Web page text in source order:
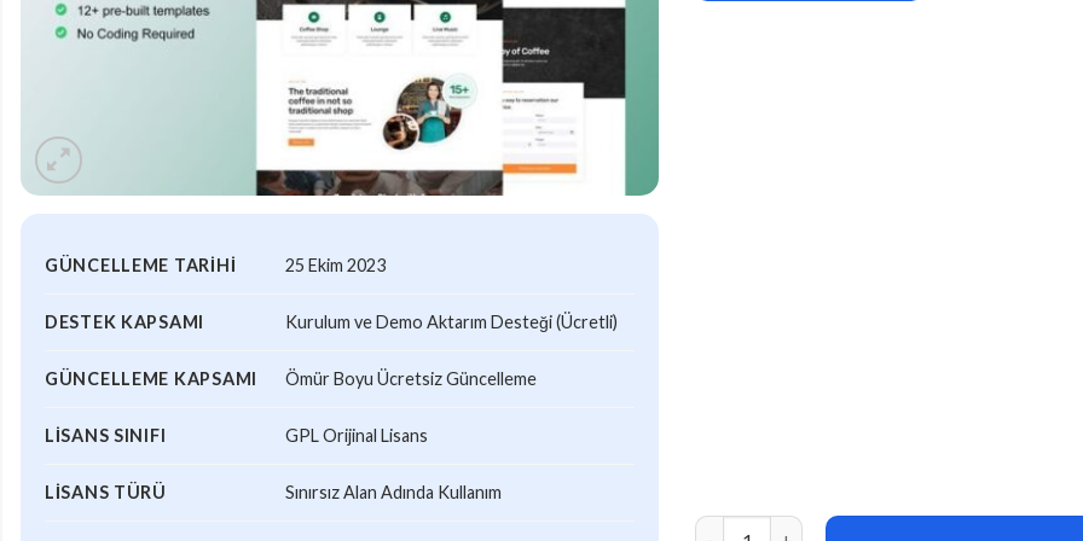
GÜNCELLEME TARIHI 25 Ekim 2023
DESTEK KAPSAMI Kurulum ve Demo Aktarım Desteği (Ücretli)
GÜNCELLEME KAPSAMI Ömür Boyu Ücretsiz Güncelleme
LISANS SINIFI GPL Orijinal Lisans
LISANS TÜRÜ Sınırsız Alan Adında Kullanım
Caffe – Coffee Shop & Cafe Elementor